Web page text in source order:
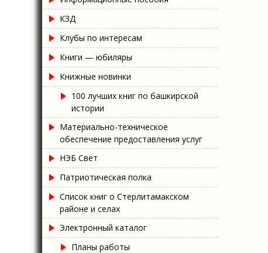
КЗД
Клубы по интересам
Книги — юбиляры
Книжные новинки
100 лучших книг по башкирской
истории
Материально-техническое
обеспечение предоставления услуг
НЭБ Свет
Патриотическая полка
Список книг о Стерлитамакском
районе и селах
Электронный каталог
Планы работы